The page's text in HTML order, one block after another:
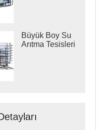
Büyük Boy Su
Arıtma Tesisleri